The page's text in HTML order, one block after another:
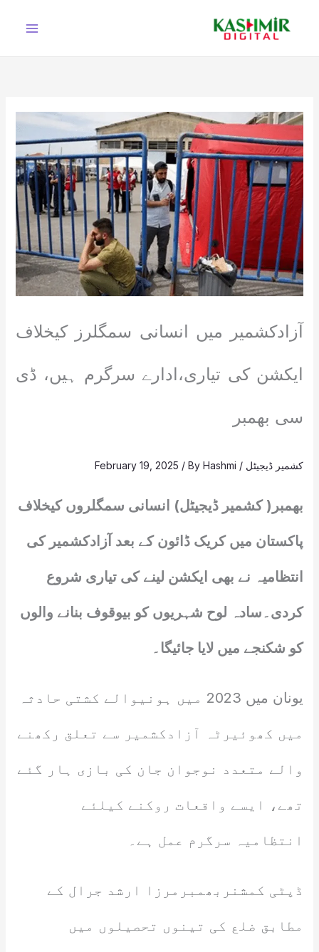
آزادکشمیر میں انسانی سمگلرز کیخلاف
ایکشن کی تیاری،ادارے سرگرم ہیں، ڈی
سی بھمبر
کشمیر ڈیجیٹل /
February 19, 2025 / ByHashmi
بھمبر( کشمیر ڈیجیٹل) انسانی سمگلروں کیخلاف
پاکستان میں کریک ڈائون کے بعد آزادکشمیر کی
انتظامیہ نے بھی ایکشن لینے کی تیاری شروع
کردی۔سادہ لوح شہریوں کو بیوقوف بنانے والوں
کو شکنجے میں لایا جائیگا۔
یونان میں 2023 میں ہونیوالے کشتی حادثہ
میں کھوئیرٹہ آزادکشمیر سے تعلق رکھنے
والے متعدد نوجوان جان کی بازی ہار گئے
تھے، ایسے واقعات روکنے کیلئے
انتظامیہ سرگرم عمل ہے۔
ڈپٹی کمشنربھمبرمرزا ارشد جرال کے
مطابق ضلع کی تینوں تحصیلوں میں